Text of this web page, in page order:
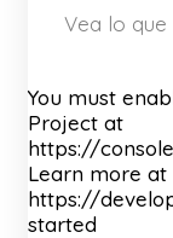
Vea lo que
You must
Project at
https://
Learn more at
https://
started